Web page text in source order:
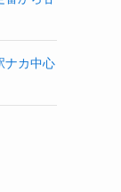
ナカ中心